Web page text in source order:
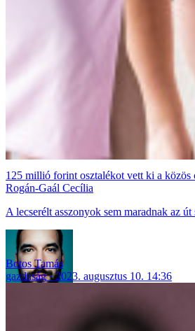
125 millió forint osztalékot vett ki a közös
Rogán-Gaál Cecília
A lecserélt asszonyok sem maradnak az út
Botos Tamás
gazdaság
2023. augusztus 10. 14:36